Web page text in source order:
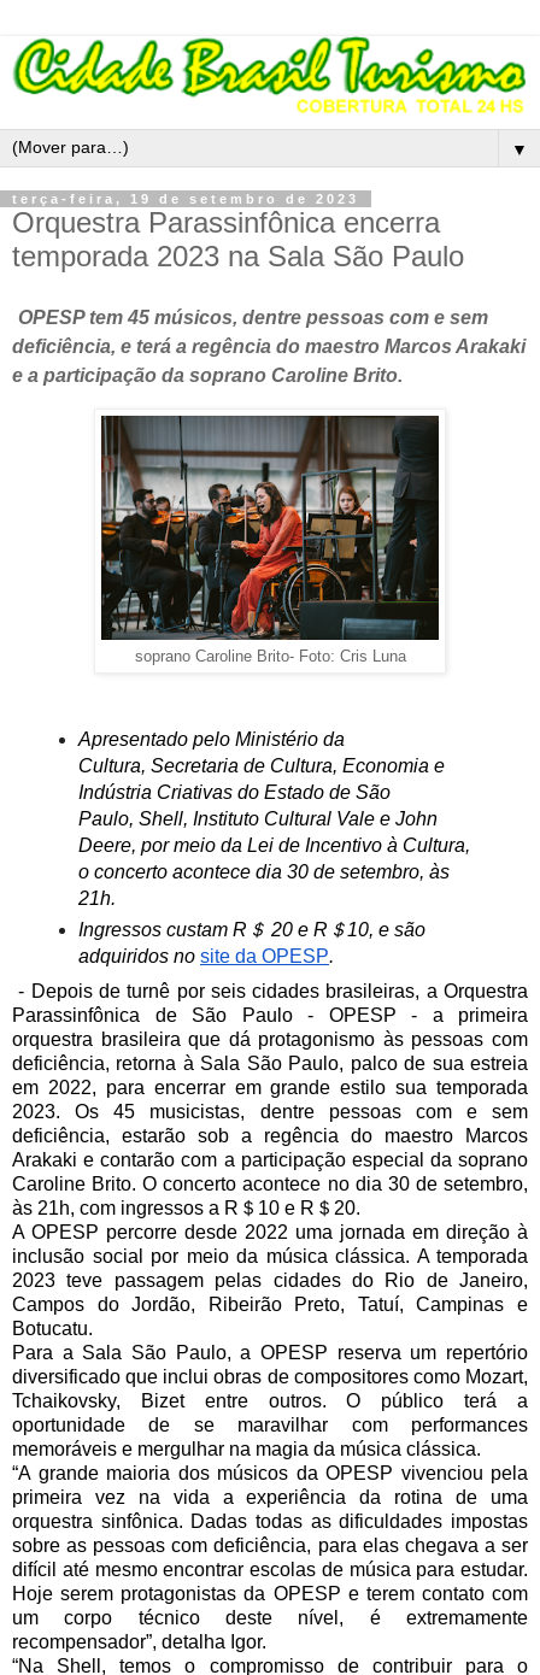
▼
terça-feira, 19 de setembro de 2023
Orquestra Parassinfônica encerra
temporada 2023 na Sala São Paulo
OPESP tem 45 músicos, dentre pessoas com e sem
deficiência, e terá a regência do maestro Marcos Arakaki
e a participação da soprano Caroline Brito.
soprano Caroline Brito- Foto: Cris Luna
Apresentado pelo Ministério da
Cultura, Secretaria de Cultura, Economia e
Indústria Criativas do Estado de São
Paulo, Shell, Instituto Cultural Vale e John
Deere, por meio da Lei de Incentivo à Cultura,
o concerto acontece dia 30 de setembro, às
21h.
Ingressos custam R＄ 20 e R＄10, e são
adquiridos no site da OPESP.
- Depois de turnê por seis cidades brasileiras, a Orquestra
Parassinfônica de São Paulo - OPESP - a primeira
orquestra brasileira que dá protagonismo às pessoas com
deficiência, retorna à Sala São Paulo, palco de sua estreia
em 2022, para encerrar em grande estilo sua temporada
2023. Os 45 musicistas, dentre pessoas com e sem
deficiência, estarão sob a regência do maestro Marcos
Arakaki e contarão com a participação especial da soprano
Caroline Brito. O concerto acontece no dia 30 de setembro,
às 21h, com ingressos a R＄10 e R＄20.
A OPESP percorre desde 2022 uma jornada em direção à
inclusão social por meio da música clássica. A temporada
2023 teve passagem pelas cidades do Rio de Janeiro,
Campos do Jordão, Ribeirão Preto, Tatuí, Campinas e
Botucatu.
Para a Sala São Paulo, a OPESP reserva um repertório
diversificado que inclui obras de compositores como Mozart,
Tchaikovsky, Bizet entre outros. O público terá a
oportunidade de se maravilhar com performances
memoráveis e mergulhar na magia da música clássica.
“A grande maioria dos músicos da OPESP vivenciou pela
primeira vez na vida a experiência da rotina de uma
orquestra sinfônica. Dadas todas as dificuldades impostas
sobre as pessoas com deficiência, para elas chegava a ser
difícil até mesmo encontrar escolas de música para estudar.
Hoje serem protagonistas da OPESP e terem contato com
um corpo técnico deste nível, é extremamente
recompensador”, detalha Igor.
“Na Shell, temos o compromisso de contribuir para o